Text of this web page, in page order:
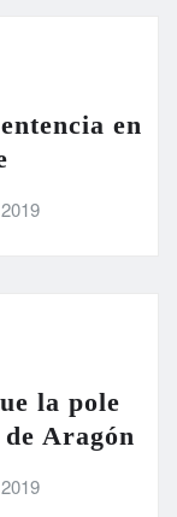
en
la pole
Aragón